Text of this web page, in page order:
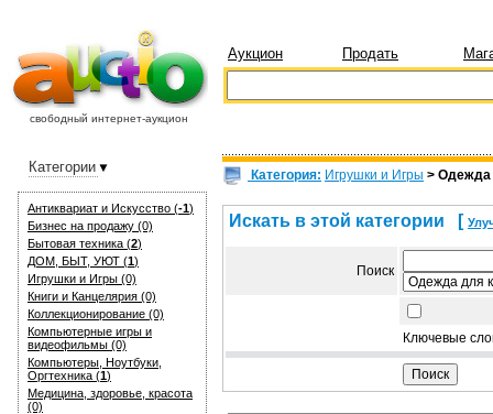
свободный интернет-аукцион
Аукцион Продать
Антиквариат и Искуcство (-1)
Бизнес на продажу (0)
Бытовая техника (2)
ДОМ, БЫТ, УЮТ (1)
Игрушки и Игры (0)
Книги и Канцелярия (0)
Коллекционирование (0)
Компьютерные игры и
видеофильмы (0)
Компьютеры, Ноутбуки,
Оргтехника (1)
Медицина, здоровье, красота
(0)
Категории Категория: Игрушки и Игры > Одежда
Искать в этой категории [
Поиск
Ключевые